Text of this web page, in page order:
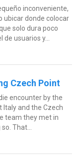
inconveniente,
ubicar donde colocar
solo dura poco
usuarios y...
Czech Point
encounter by the
Italy and the Czech
team they met in
That...